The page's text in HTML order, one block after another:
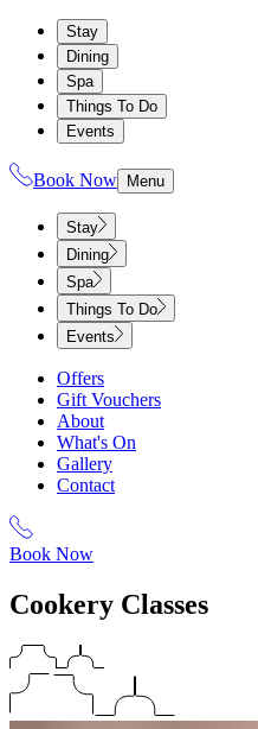
Stay
Dining
Spa
Things To Do
Events
Book Now Menu
Stay
Dining
Spa
Things To Do
Events
Offers
Gift Vouchers
About
What's On
Gallery
Contact
Book Now
Cookery Classes​​​​‌ ‍ ​‍​‍‌‍ ‌ ​‍‌‍‍‌‌‍‌ ‌‍‍‌‌‍ ‍​‍​‍​ ‍‍​‍​‍‌ ​ ‌‍​‌‌‍ ‍‌‍‍‌‌ ‌​‌ ‍‌​‍ ‍‌‍‍‌‌‍ ​‍​‍​‍ ​​‍​‍‌‍‍​‌ ​‍‌‍‌‌‌‍‌‍​‍​‍​ ‍‍​‍​‍‌‍‍​‌ ‌​‌ ‌​‌ ​​‌ ​ ​ ‍‍​‍ ​‍ ‌‍ ​​‍ ‌‌‍​‌‌‍ ‍‌‍‌​​‍ ‌‌ ​‍​‍ ‌‌‍‍​‌‍ ‌ ‌​‌‍‌‌‌‍ ​‌ ​ ​‍ ‌‌ ​ ‌ ‌​‌ ‌‌‌‍‌​‌‍‍‌‌‍ ​‍ ‍‌ ‌‍‌‍‌‌‌ ​‍‌‍​ ‌‍‌‌‌‍ ​​‍ ‍‌‍​‌‌ ​​‌ ​​​‍ ‌‍‍‌‌‍ ‍‌ ‌​‌‍‌‌‌‍ ‍‌ ‌​​‍ ‌‍‌‌‌‍‌​‌‍‍‌‌ ‌​​‍ ‌‍ ‌‌‍ ‌‍‌​‌‍‌‌​ ‌‌ ​​‌ ​‍‌‍‌‌‌ ​ ‌‍‌‌‌‍ ‍‌ ‌​‌‍​‌‌ ‌​‌‍‍‌‌‍ ‌‍ ‍​ ‍ ‌‍‍‌‌‍‌​​ ‌‌‍‍​‌‍ ‌ ‌​‌‍‌‌‌‍ ​‌​​ ‌‍ ​‌‍​‌‌ ​ ‌ ​ ‌​‍‌‌‍ ‍‌‍‌​‌‍‌‌‌ ‍​​‍ ‌​ ‍‌​ ​ ​ ‌‌​ ‌‌​ ​‍‌‍​‌​ ‌‍‌‍​ ​‍ ‌​ ​​​ ​‌‌‍‌​​ ‍‌​‍ ‌​ ‌​​ ‌‍​ ‌‌‌‍‌​​‍ ‌‌‍​‍​ ‌ ​ ​ ​ ‌‍​‍ ‌​ ‌‍​ ‍​​ ‌​‌‍​‍‌‍​ ​ ‌‌​ ​‍‌‍​‍​ ‌‍​ ​​​ ‌‌​ ‌‌​ ‍ ‌ ‌​‌ ‍‌‌ ​​‌‍‌‌​ ‌‌‍‍​‌‍ ‌ ‌​‌‍‌‌‌‍ ​‌​​ ‌‍ ​‌‍​‌‌ ​ ‌ ​ ‌​‍‌‌‍ ‍‌‍‌​‌‍‌‌‌ ‍​​ ‍ ‌ ​​‌‍​‌‌ ‌​‌‍‍​​ ‌‌ ​​‌‍​‌‌‍‌ ‌‍‌‌‌​​‍‌ ‌‌‌‍‍‌‌‍ ​‌‍‌​‌‍‌‌‌ ​‍​‍‌‌​ ‌‌‌​​‍‌‌ ‌‍‍ ‌‍‌‌‌ ‍‌​‍‌‌​ ​ ‌​‌​​‍‌‌​ ​ ‌​‌​​‍‌‌​ ​‍​ ​‍‌‍​‍‌‍​‍​ ​​​ ​‍​ ‌‌​ ‌‍​ ​ ‌‍​ ​ ​‍​ ​​​ ‌‍​ ‍‌​‍‌‌​ ​‍​ ​‍​‍‌‌​ ‌‌‌​‌​​‍ ‍‌‍‍​‌‍‌‌‌‍​‌‌‍‌​‌‍‍‌‌‍ ‍‌‍‌ ​ ‌‍​‍‌‍​‌‌ ​ ‌‍‌‌‌‌‌‌‌ ​‍‌‍ ​​ ‌‌‍‍​‌ ‌​‌ ‌​‌ ​​‌ ​ ​‍‌‌​ ​ ‌​​‌​‍‌‌​ ​‍‌​‌‍​‍‌‌​ ​‍‌​‌‍‌‍ ​​‍ ‌‌‍​‌‌‍ ‍‌‍‌​​‍ ‌‌ ​‍​‍ ‌‌‍‍​‌‍ ‌ ‌​‌‍‌‌‌‍ ​‌ ​ ​‍ ‌‌ ​ ‌ ‌​‌ ‌‌‌‍‌​‌‍‍‌‌‍ ​‍ ‍‌ ‌‍‌‍‌‌‌ ​‍‌‍​ ‌‍‌‌‌‍ ​​‍ ‍‌‍​‌‌ ​​‌ ​​​‍‌‍‌‍‍‌‌‍‌​​ ‌‌‍‍​‌‍ ‌ ‌​‌‍‌‌‌‍ ​‌​​ ‌‍ ​‌‍​‌‌ ​ ‌ ​ ‌​‍‌‌‍ ‍‌‍‌​‌‍‌‌‌ ‍​​‍ ‌​ ‍‌​ ​ ​ ‌‌​ ‌‌​ ​‍‌‍​‌​ ‌‍‌‍​ ​‍ ‌​ ​​​ ​‌‌‍‌​​ ‍‌​‍ ‌​ ‌​​ ‌‍​ ‌‌‌‍‌​​‍ ‌‌‍​‍​ ‌ ​ ​ ​ ‌‍​‍ ‌​ ‌‍​ ‍​​ ‌​‌‍​‍‌‍​ ​ ‌‌​ ​‍‌‍​‍​ ‌‍​ ​​​ ‌‌​ ‌‌​‍‌‍‌ ‌​‌ ‍‌‌ ​​‌‍‌‌​ ‌‌‍‍​‌‍ ‌ ‌​‌‍‌‌‌‍ ​‌​​ ‌‍ ​‌‍​‌‌ ​ ‌ ​ ‌​‍‌‌‍ ‍‌‍‌​‌‍‌‌‌ ‍​​‍‌‍‌ ​​‌‍​‌‌ ‌​‌‍‍​​ ‌‌ ​​‌‍​‌‌‍‌ ‌‍‌‌‌​​‍‌ ‌‌‌‍‍‌‌‍ ​‌‍‌​‌‍‌‌‌ ​‍​‍‌‌​ ‌‌‌​​‍‌‌ ‌‍‍ ‌‍‌‌‌ ‍‌​‍‌‌​ ​ ‌​‌​​‍‌‌​ ​ ‌​‌​​‍‌‌​ ​‍​ ​‍‌‍​‍‌‍​‍​ ​​​ ​‍​ ‌‌​ ‌‍​ ​ ‌‍​ ​ ​‍​ ​​​ ‌‍​ ‍‌​‍‌‌​ ​‍​ ​‍​‍‌‌​ ‌‌‌​‌​​‍ ‍‌‍‍​‌‍‌‌‌‍​‌‌‍‌​‌‍‍‌‌‍ ‍‌‍‌ ​‍‌‍‌ ​​‌‍‌‌‌ ​‍‌ ​ ‌ ​​‌‍‌‌‌‍​ ‌ ‌​‌‍‍‌‌ ‌‍‌‍‌‌​ ‌‌ ​​‌ ‌‌‌‍​‍‌‍ ​‌‍‍‌‌ ​ ‌‍‍​‌‍‌‌‌‍‌​​‍​‍‌ ‌